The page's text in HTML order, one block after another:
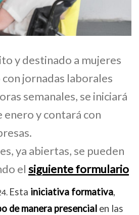
y destinado a mujeres
jornadas laborales
semanales, se iniciará
y contará con
ya abiertas, se pueden
el siguiente formulario
Esta iniciativa formativa,
de manera presencial en las